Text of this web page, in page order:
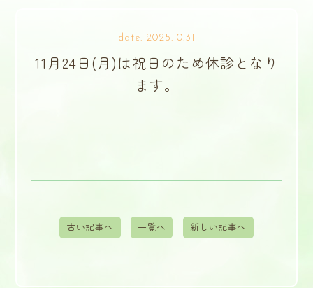
date. 2025.10.31
11月24日(月)は祝日のため休診となり
ます。
古い記事へ 一覧へ 新しい記事へ